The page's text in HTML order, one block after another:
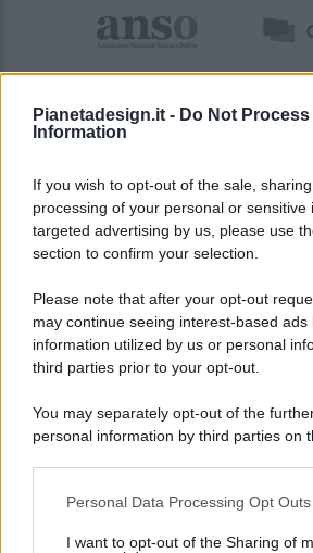
Pianetadesign.it - Do Not Process
Information
If you wish to opt-out of the sale,
processing of your personal or sensitive
targeted advertising by us, please use
section to confirm your selection.
Please note that after your opt-out
may continue seeing interest-based
information utilized by us or personal
third parties prior to your opt-out.
You may separately opt-out of the
personal information by third parties on
This information may also be disclosed
Personal Data Processing Opt Outs
I want to opt-out of the Sharing of
© 2026 - Pianeta Design - P.IVA
Registrata Al Tribunale Di Nocera
ISCRIZIONE AL ROC N. 35792 –
(ASSOCIAZIONE NAZIONALE
PREFERENZE PRIVACY